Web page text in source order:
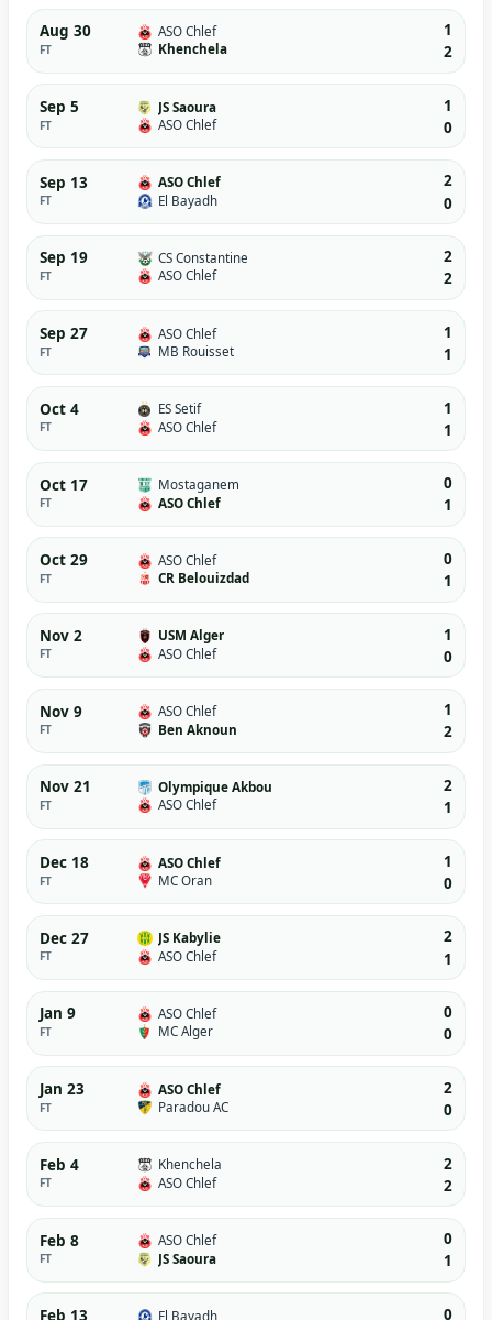
Aug 30
FT
ASO Chlef
Khenchela
1
2
Sep 5
FT
JS Saoura
ASO Chlef
1
0
Sep 13
FT
ASO Chlef
El Bayadh
2
0
Sep 19
FT
CS Constantine
ASO Chlef
2
2
Sep 27
FT
ASO Chlef
MB Rouisset
1
1
Oct 4
FT
ES Setif
ASO Chlef
1
1
Oct 17
FT
Mostaganem
ASO Chlef
0
1
Oct 29
FT
ASO Chlef
CR Belouizdad
0
1
Nov 2
FT
USM Alger
ASO Chlef
1
0
Nov 9
FT
ASO Chlef
Ben Aknoun
1
2
Nov 21
FT
Olympique Akbou
ASO Chlef
2
1
Dec 18
FT
ASO Chlef
MC Oran
1
0
Dec 27
FT
JS Kabylie
ASO Chlef
2
1
Jan 9
FT
ASO Chlef
MC Alger
0
0
Jan 23
FT
ASO Chlef
Paradou AC
2
0
Feb 4
FT
Khenchela
ASO Chlef
2
2
Feb 8
FT
ASO Chlef
JS Saoura
0
1
Feb 13 El Bayadh 0